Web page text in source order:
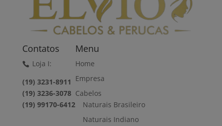
Contatos
Loja I:
(19) 3231-8911
(19) 3236-3078
(19) 99170-6412
Menu
Home
Empresa
Cabelos
Naturais Brasileiro
Naturais Indiano